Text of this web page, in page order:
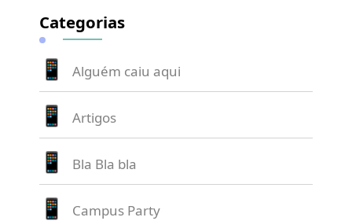
Categorias
Alguém caiu aqui
Artigos
Bla Bla bla
Campus Party